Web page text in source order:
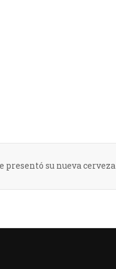
presentó su nueva